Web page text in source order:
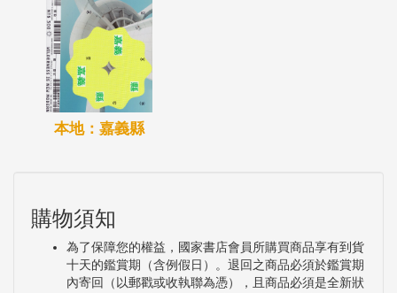
本地：嘉義縣
購物須知
為了保障您的權益，國家書店會員所購買商品享有到貨
十天的鑑賞期（含例假日）。退回之商品必須於鑑賞期
內寄回（以郵戳或收執聯為憑），且商品必須是全新狀